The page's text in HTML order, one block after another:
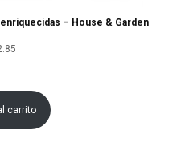
– House & Garden
carrito